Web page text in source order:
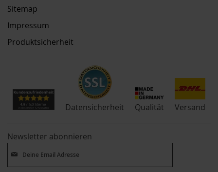
Sitemap
Impressum
Produktsicherheit
Datensicherheit Qualität Versand
Newsletter abonnieren